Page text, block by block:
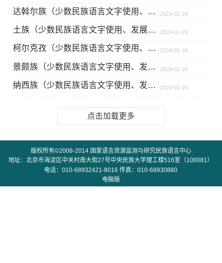
达斡尔族（少数民族语言文字使用、发展和保护情况） 2024-01-24
土族（少数民族语言文字使用、发展和保护情况） 2024-01-24
柯尔克孜（少数民族语言文字使用、发展和保护情况） 2024-01-24
景颇族（少数民族语言文字使用、发展和保护情况） 2024-01-24
纳西族（少数民族语言文字使用、发展和保护情况） 2024-01-24
点击加载更多
版权所有©2008-2014 国家语言资源监测与研究民族语言中心
地址：北京市海淀区中关村南大街27号中央民族大学理工楼516室（100081）
电话：010-68932421-8016 传真：010-68930880
电脑版